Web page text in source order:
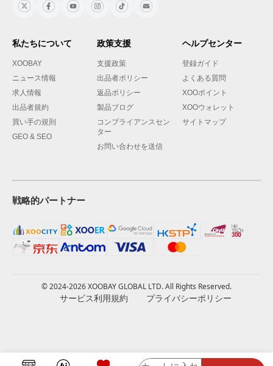
私たちについて
XOOBAY
ニュース情報
求人情報
出品者規約
買い手の規則
GEO & SEO
政策支援
支援政策
出品者ポリシー
返品ポリシー
製品ブログ
コンプライアンスセン
ター
お問い合わせを送信
ヘルプセンター
登録ガイド
よくある質問
XOOポイント
XOOウォレット
サイトマップ
戦略的パートナー
© 2024-2026 XOOBAY GLOBAL LTD. All Rights Reserved.
サービス利用規約 プライバシーポリシー